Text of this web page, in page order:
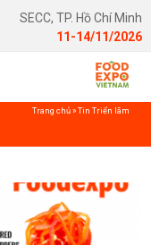
SECC, TP. Hồ Chí Minh
11-14/11/2026
Trang chủ»Tin Triển lãm